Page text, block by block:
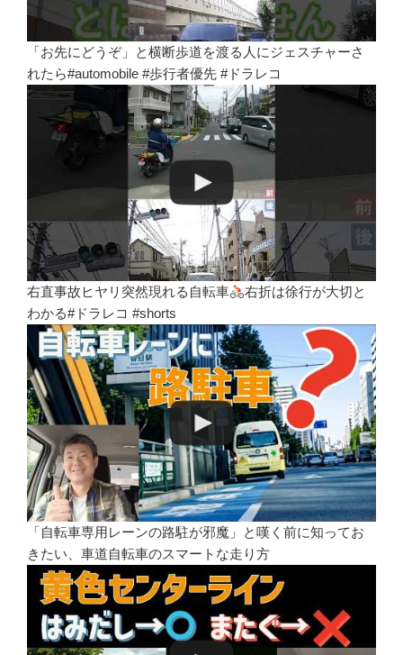
「お先にどうぞ」と横断歩道を渡る人にジェスチャーさ
れたら#automobile #歩行者優先 #ドラレコ
右直事故ヒヤリ突然現れる自転車
右折は徐行が大切と
わかる#ドラレコ #shorts
「自転車専用レーンの路駐が邪魔」と嘆く前に知ってお
きたい、車道自転車のスマートな走り方